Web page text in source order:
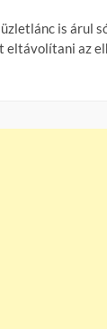
is árul
eltávolítani az